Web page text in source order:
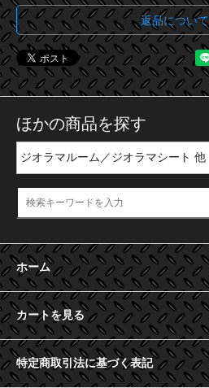
返品について
ほかの商品を探す
ホーム
カートを見る
特定商取引法に基づく表記